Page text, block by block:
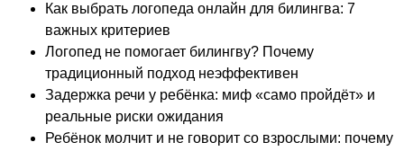
Как выбрать логопеда онлайн для билингва: 7
важных критериев
Логопед не помогает билингву? Почему
традиционный подход неэффективен
Задержка речи у ребёнка: миф «само пройдёт» и
реальные риски ожидания
Ребёнок молчит и не говорит со взрослыми: почему